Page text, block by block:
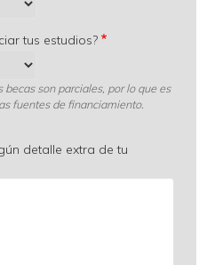
tus estudios?
son parciales, por lo que es
fuentes de financiamiento.
detalle extra de tu